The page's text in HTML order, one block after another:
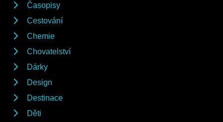
Časopisy
Cestování
Chemie
Chovatelství
Dárky
Design
Destinace
Děti